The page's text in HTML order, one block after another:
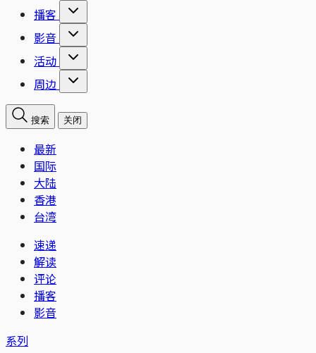
播客
影音
活动
周边
搜索 关闭
最新
国际
大陆
香港
台湾
速递
解读
评论
播客
影音
系列